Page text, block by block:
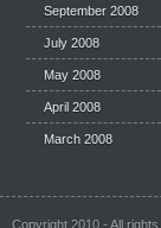
September 2008
July 2008
May 2008
April 2008
March 2008
Copyright 2010 - All